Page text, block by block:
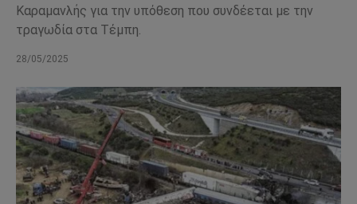
Καραμανλής για την υπόθεση που συνδέεται με την
τραγωδία στα Τέμπη.
28/05/2025